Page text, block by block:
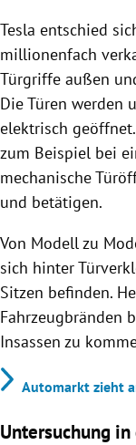
Tesla entschied
millionenfach
Türgriffe außen
Die Türen werden
elektrisch
zum Beispiel bei
mechanische
und betätigen.
Von Modell zu
sich hinter
Sitzen befinden.
Fahrzeugbränden
Insassen zu
Automarkt zieht
Untersuchung in